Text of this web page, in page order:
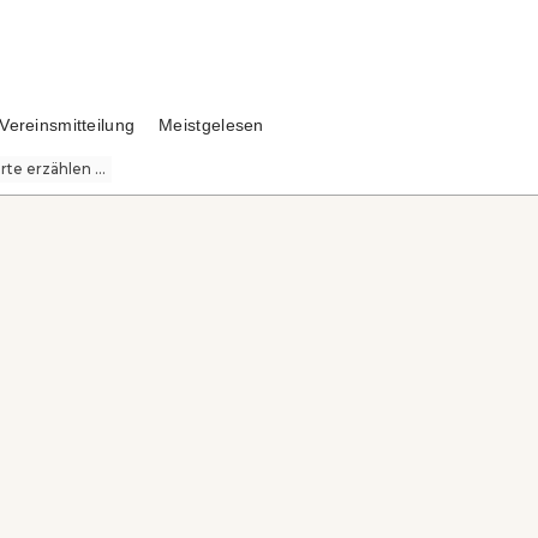
Vereinsmitteilung Meistgelesen
erzählen ...